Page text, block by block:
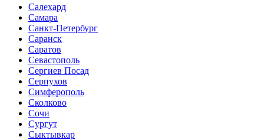
Салехард
Самара
Санкт-Петербург
Саранск
Саратов
Севастополь
Сергиев Посад
Серпухов
Симферополь
Сколково
Сочи
Сургут
Сыктывкар